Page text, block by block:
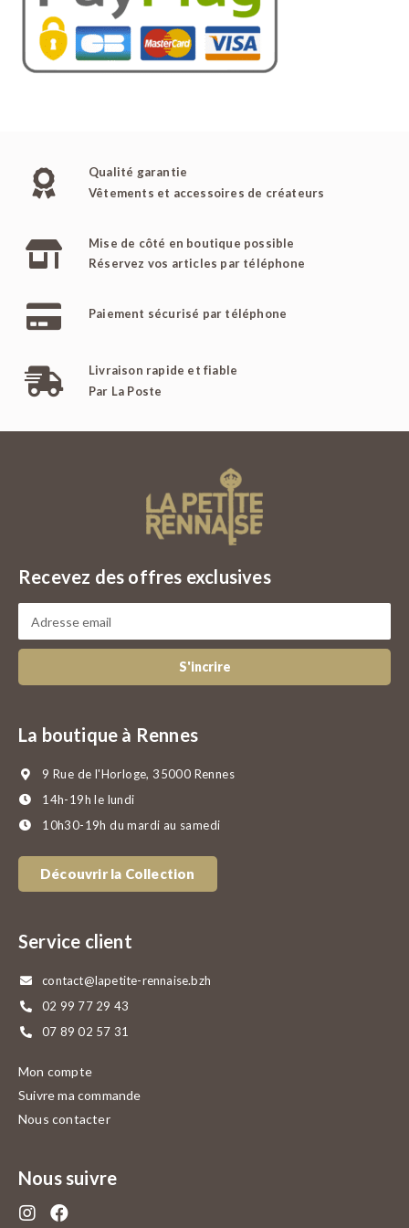
Qualité garantie
Vêtements et accessoires de créateurs
Mise de côté en boutique possible
Réservez vos articles par téléphone
Paiement sécurisé par téléphone
Livraison rapide et fiable
Par La Poste
Recevez des offres exclusives
S'incrire
La boutique à Rennes
9 Rue de l'Horloge, 35000 Rennes
14h-19h le lundi
10h30-19h du mardi au samedi
Découvrir la Collection
Service client
contact@lapetite-rennaise.bzh
02 99 77 29 43
07 89 02 57 31
Mon compte
Suivre ma commande
Nous contacter
Nous suivre